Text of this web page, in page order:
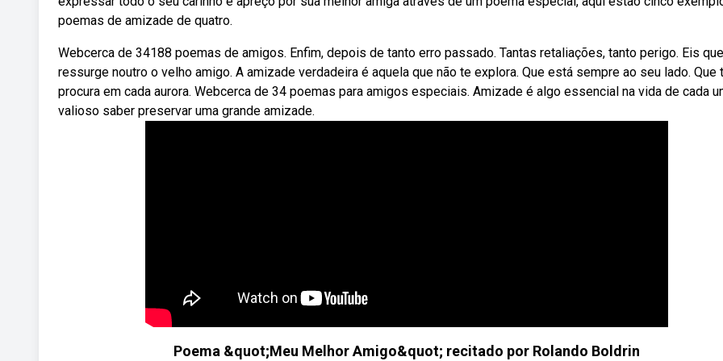
poemas de amizade de quatro.
Webcerca de 34188 poemas de amigos. Enfim, depois de tanto erro passado. Tantas retaliações, tanto perigo. Eis que
ressurge noutro o velho amigo. A amizade verdadeira é aquela que não te explora. Que está sempre ao seu lado. Que
procura em cada aurora. Webcerca de 34 poemas para amigos especiais. Amizade é algo essencial na vida de cada
valioso saber preservar uma grande amizade.
Poema &quot;Meu Melhor Amigo&quot; recitado por Rolando Boldrin